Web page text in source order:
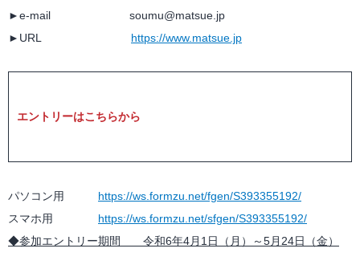
►e-mail soumu@matsue.jp
►URL https://www.matsue.jp
エントリーはこちらから
パソコン用 https://ws.formzu.net/fgen/S393355192/
スマホ用 https://ws.formzu.net/sfgen/S393355192/
◆参加エントリー期間 令和6年4月1日（月）～5月24日（金）